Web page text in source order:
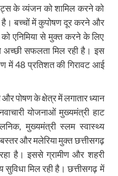
के व्यंजन को शामिल करने को
है। बच्चों में कुपोषण दूर करने और
एनिमिया से मुक्त करने के लिए
अच्छी सफलता मिल रही है। इस
में 48 प्रतिशत की गिरावट आई
और पोषण के क्षेत्र में लगातार ध्यान
योजनाओं मुख्यमंत्री हाट
मुख्यमंत्री स्लम स्वास्थ्य
और मलेरिया मुक्त छत्तीसगढ़
है। इससे ग्रामीण और शहरी
सुविधा मिल रही है। छत्तीसगढ़ में